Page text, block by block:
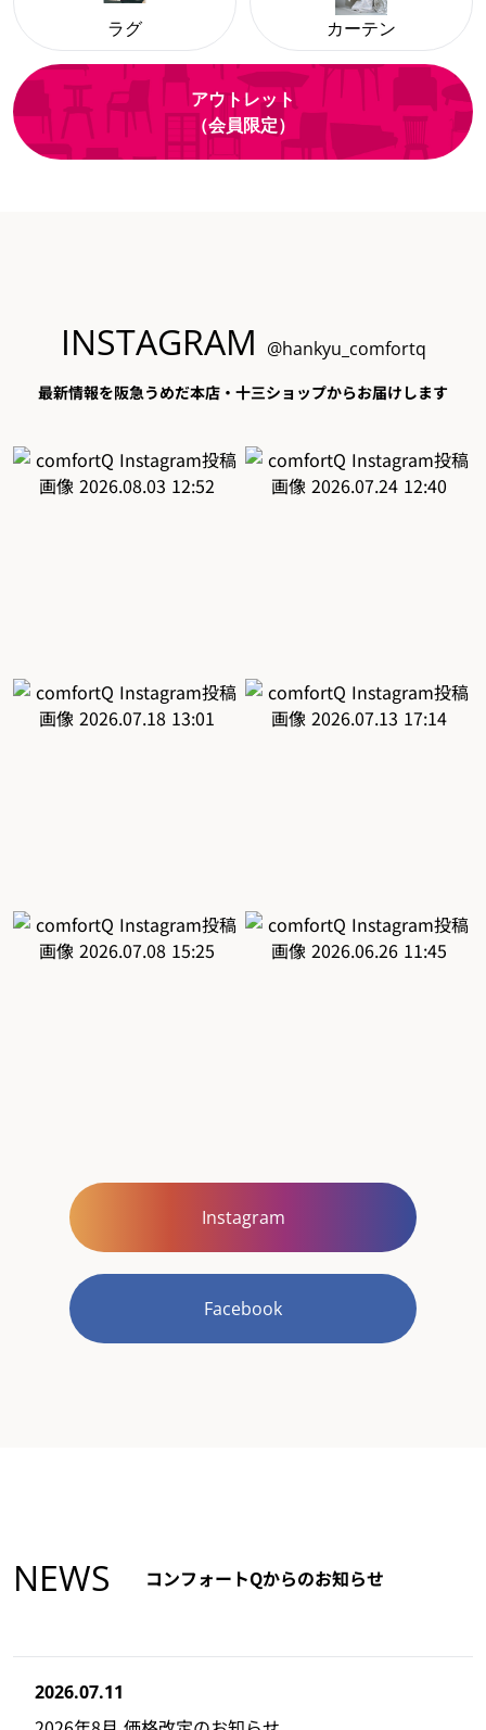
ラグ カーテン
アウトレット
（会員限定）
INSTAGRAM @hankyu_comfortq
最新情報を阪急うめだ本店・十三ショップからお届けします
Instagram
Facebook
NEWS コンフォートQからのお知らせ
2026.07.11